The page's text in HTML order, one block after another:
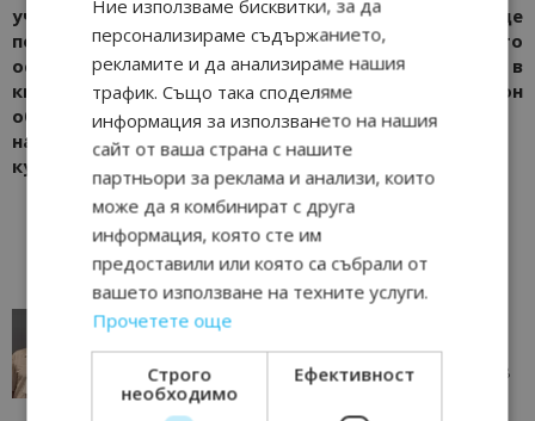
участваха в кръгла маса,
посветена на
осигуряването на
квалифицирани кадри в
областта на опазването
на недвижимото
културно наследство
фирми и общини ще
участват в изложението
World Travel Market в
Лондон
AI в туризма: защо камериерка може да се
AI Travel Economy с Елица Стоилова 05/08/2026 08:28
Ние използваме бисквитки, за да
персонализираме съдържанието,
рекламите и да анализираме нашия
трафик. Също така споделяме
информация за използването на нашия
сайт от ваша страна с нашите
партньори за реклама и анализи, които
може да я комбинират с друга
информация, която сте им
предоставили или която са събрали от
вашето използване на техните услуги.
Прочетете още
Строго
необходимо
Ефективност